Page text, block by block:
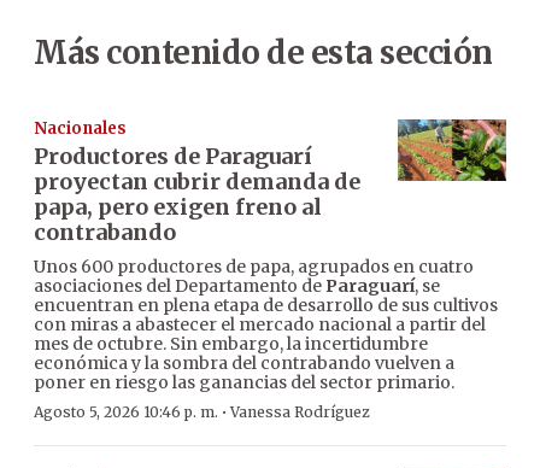
Más contenido de esta sección
Nacionales
Productores de Paraguarí
proyectan cubrir demanda de
papa, pero exigen freno al
contrabando
Unos 600 productores de papa, agrupados en cuatro
asociaciones del Departamento de Paraguarí, se
encuentran en plena etapa de desarrollo de sus cultivos
con miras a abastecer el mercado nacional a partir del
mes de octubre. Sin embargo, la incertidumbre
económica y la sombra del contrabando vuelven a
poner en riesgo las ganancias del sector primario.
Agosto 5, 2026 10:46 p. m. ·Vanessa Rodríguez